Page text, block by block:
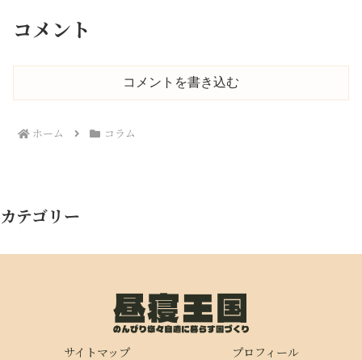
コメント
コメントを書き込む
ホーム コラム
カテゴリー
サイトマップ プロフィール